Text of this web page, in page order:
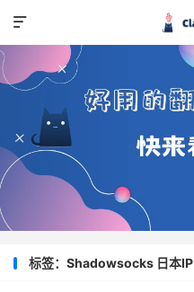

标签：Shadowsocks 日本IP